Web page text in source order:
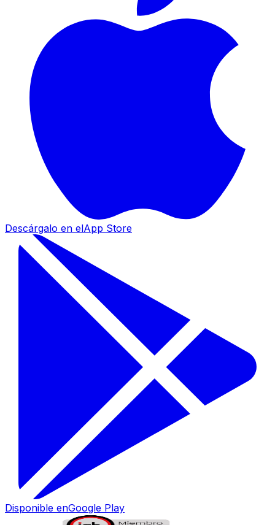
Descárgalo en elApp Store
Disponible enGoogle Play